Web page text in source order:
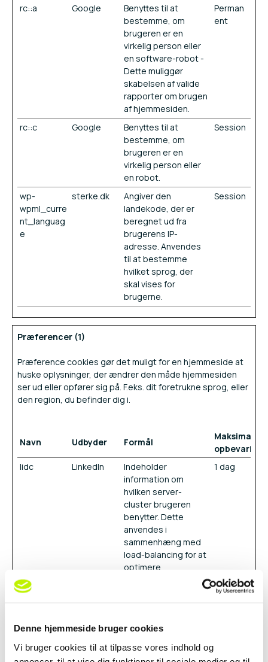
Denne hjemmeside bruger cookies
Vi bruger cookies til at tilpasse vores indhold og
rc::a Google
Benyttes til at
bestemme, om
brugeren er en
virkelig person eller
en software-robot -
Dette muliggør
skabelsen af valide
rapporter om brugen
af hjemmesiden.
Perman
ent
rc::c Google
Benyttes til at
bestemme, om
brugeren er en
virkelig person eller
en robot.
Session
wp-
wpml_curre
nt_languag
e
sterke.dk
Angiver den
landekode, der er
beregnet ud fra
brugerens IP-
adresse. Anvendes
til at bestemme
hvilket sprog, der
skal vises for
brugerne.
Session
Præferencer (1)
Præference cookies gør det muligt for en hjemmeside at
huske oplysninger, der ændrer den måde hjemmesiden
ser ud eller opfører sig på. F.eks. dit foretrukne sprog, eller
den region, du befinder dig i.
Navn Udbyder Formål
Maksimal
lidc
LinkedIn
Indeholder
information om
hvilken server-
cluster brugeren
benytter. Dette
anvendes i
sammenhæng med
load-balancing for at
optimere
brugeroplevelsen på
1 dag
Statistik (2)
Statistiske cookies giver hjemmesideejere indsigt i